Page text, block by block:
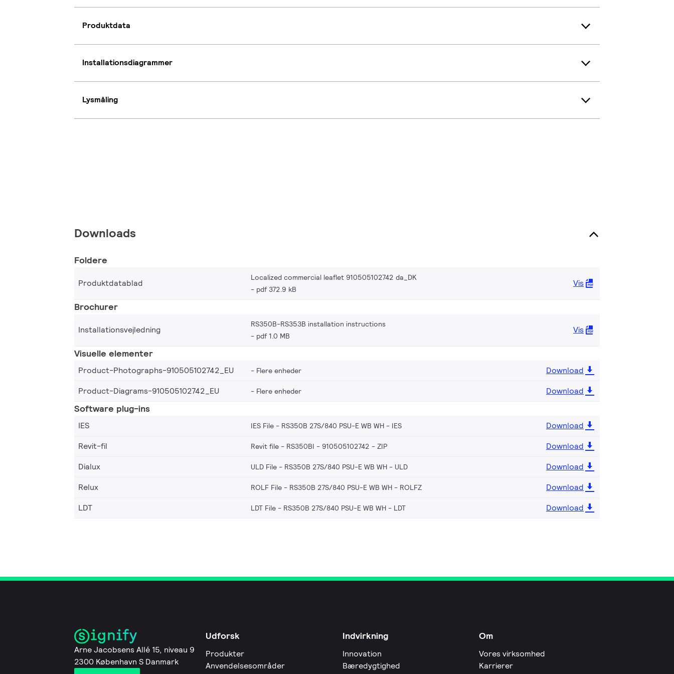
Produktdata
Installationsdiagrammer
Lysmåling
Downloads
Foldere
Produktdatablad
Localized commercial leaflet 910505102742 da_DK
pdf 372.9 kB
Vis
Brochurer
Installationsvejledning
RS350B-RS353B installation instructions
pdf 1.0 MB
Vis
Visuelle elementer
Product-Photographs-910505102742_EU Flere enheder
Download
Product-Diagrams-910505102742_EU
Flere enheder Download
Software plug-ins
IES IES File - RS350B 27S/840 PSU-E WB WH IES
Download
Revit-fil
Revit file - RS350BI - 910505102742 ZIP
Download
Dialux
ULD File - RS350B 27S/840 PSU-E WB WH ULD
Download
Relux
ROLF File - RS350B 27S/840 PSU-E WB WH ROLFZ
Download
LDT
LDT File - RS350B 27S/840 PSU-E WB WH LDT Download
Arne Jacobsens Allé 15, niveau 9
2300 København S Danmark
Udforsk
Produkter
Anvendelsesområder
Indvirkning
Innovation
Bæredygtighed
Om
Vores virksomhed
Karrierer